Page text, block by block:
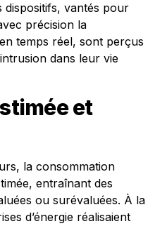
dispositifs, vantés pour
précision la
temps réel, sont perçus
dans leur vie
et
la consommation
entraînant des
ou surévaluées. À la
d’énergie réalisaient